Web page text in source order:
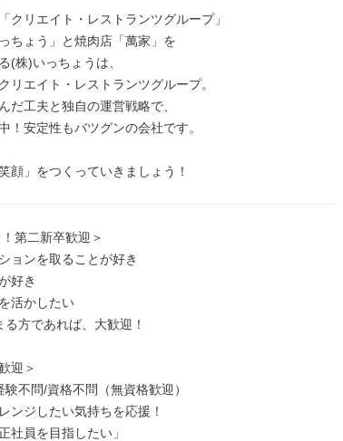
クリエイト・レストランツグループ」
ちょう」と焼肉店「萬家」を
(株)いっちょうは、
リエイト・レストランツグループ。
だ工夫と独自の運営戦略で、
！安定性もバツグンの会社です。
顔」をつくっていきましょう！
第二新卒歓迎＞
ョンを取ることが好き
好き
活かしたい
る方であれば、大歓迎！
迎＞
不問/資格不問（無資格歓迎）
ンジしたい気持ちを応援！
社員を目指したい」